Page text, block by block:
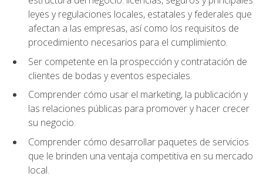
leyes y regulaciones locales, estatales y federales que
afectan a las empresas, así como los requisitos de
procedimiento necesarios para el cumplimiento.
Ser competente en la prospección y contratación de
clientes de bodas y eventos especiales.
Comprender cómo usar el marketing, la publicación y
las relaciones públicas para promover y hacer crecer
su negocio.
Comprender cómo desarrollar paquetes de servicios
que le brinden una ventaja competitiva en su mercado
local.